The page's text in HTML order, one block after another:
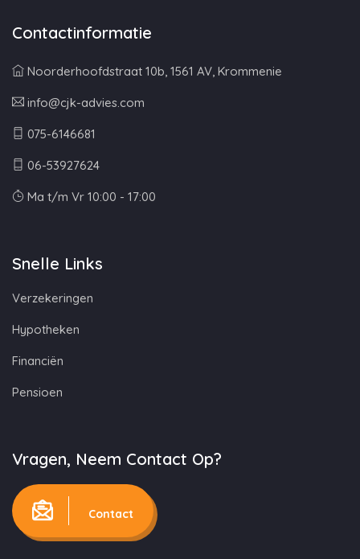
Contactinformatie
Noorderhoofdstraat 10b, 1561 AV, Krommenie
info@cjk-advies.com
075-6146681
06-53927624
Ma t/m Vr 10:00 - 17:00
Snelle Links
Verzekeringen
Hypotheken
Financiën
Pensioen
Vragen, Neem Contact Op?
Contact